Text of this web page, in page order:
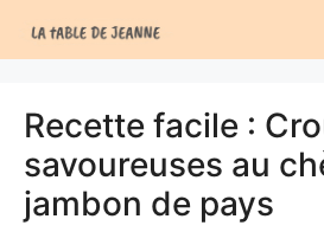
au
Recette facile :
savoureuses au
jambon de pays